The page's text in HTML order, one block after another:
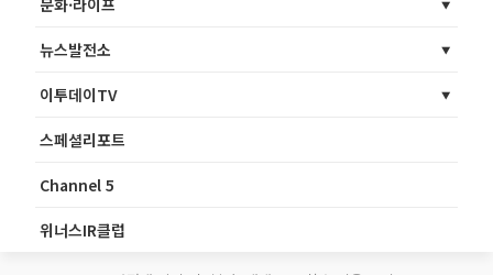
문화·라이프
뉴스발전소
이투데이TV
스페셜리포트
Channel 5
위너스IR클럽